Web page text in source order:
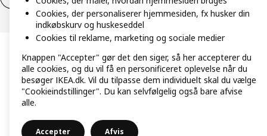
Cookies, der personaliserer hjemmesiden, fx husker din
indkøbskurv og huskeseddel
Cookies til reklame, marketing og sociale medier
Knappen "Accepter" gør det den siger, så her accepterer du
alle cookies, og du vil få en personificeret oplevelse når du
besøger IKEA.dk. Vil du tilpasse dem individuelt skal du vælge
"Cookieindstillinger". Du kan selvfølgelig også bare afvise
alle.
Accepter Afvis